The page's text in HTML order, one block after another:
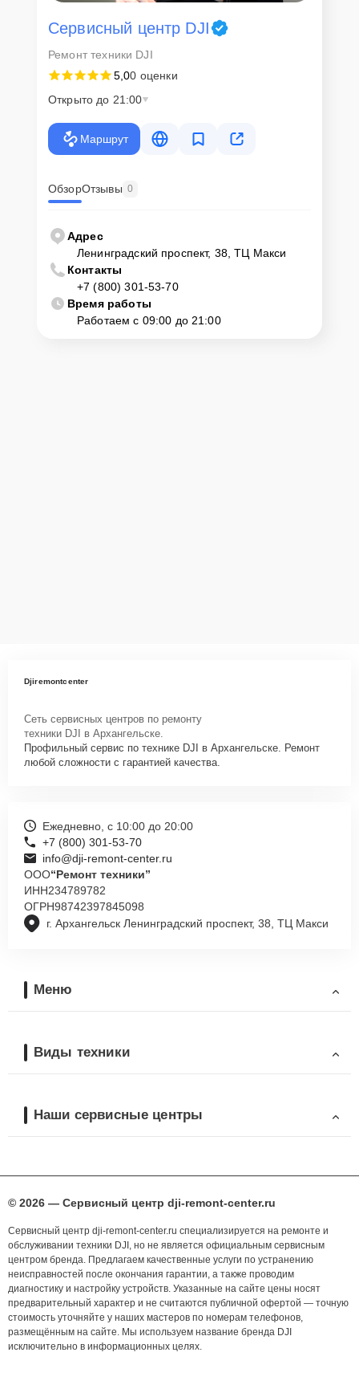
Сервисный центр DJI
Ремонт техники DJI
5,00 оценки
Открыто до 21:00
Маршрут
ОбзорОтзывы 0
Адрес
Ленинградский проспект, 38, ТЦ Макси
Контакты
+7 (800) 301-53-70
Время работы
Работаем с 09:00 до 21:00
Djiremontcenter
Сеть сервисных центров по ремонту
техники DJI в Архангельске.
Профильный сервис по технике DJI в Архангельске. Ремонт
любой сложности с гарантией качества.
г. Архангельск Ленинградский проспект, 38, ТЦ Макси
Ежедневно, с 10:00 до 20:00
+7 (800) 301-53-70
info@dji-remont-center.ru
ООО“Ремонт техники”
ИНН234789782
ОГРН98742397845098
Меню
Виды техники
Наши сервисные центры
© 2026 — Сервисный центр dji-remont-center.ru
Сервисный центр dji-remont-center.ru специализируется на ремонте и
обслуживании техники DJI, но не является официальным сервисным
центром бренда. Предлагаем качественные услуги по устранению
неисправностей после окончания гарантии, а также проводим
диагностику и настройку устройств. Указанные на сайте цены носят
предварительный характер и не считаются публичной офертой — точную
стоимость уточняйте у наших мастеров по номерам телефонов,
размещённым на сайте. Мы используем название бренда DJI
исключительно в информационных целях.